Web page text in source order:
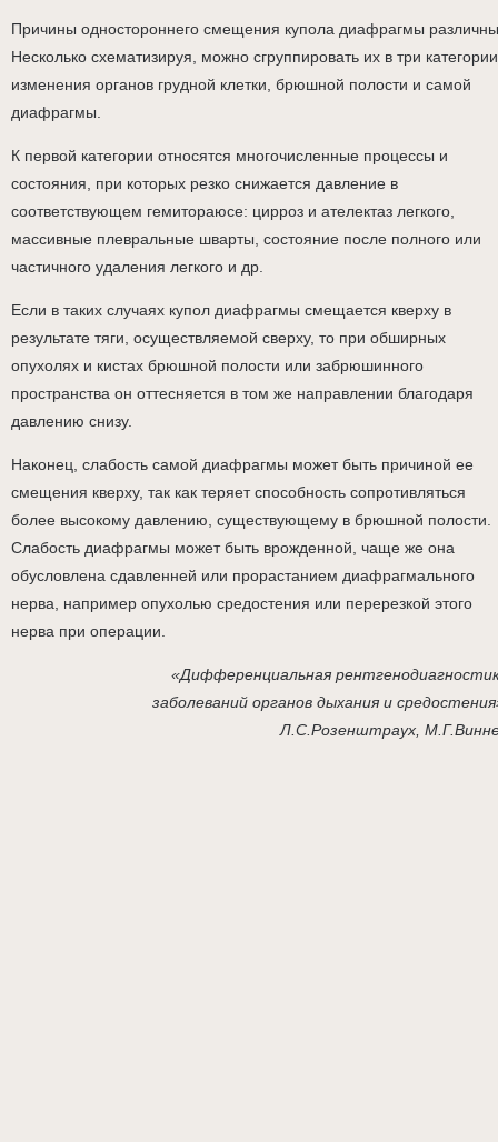
Причины одностороннего смещения купола диафрагмы
Несколько схематизируя, можно сгруппировать их в три
изменения органов грудной клетки, брюшной полости и самой
диафрагмы.
К первой категории относятся многочисленные процессы и
состояния, при которых резко снижается давление в
соответствующем гемитораюсе: цирроз и ателектаз легкого,
массивные плевральные шварты, состояние после полного или
частичного удаления легкого и др.
Если в таких случаях купол диафрагмы смещается кверху в
результате тяги, осуществляемой сверху, то при обширных
опухолях и кистах брюшной полости или забрюшинного
пространства он оттесняется в том же направлении благодаря
давлению снизу.
Наконец, слабость самой диафрагмы может быть причиной ее
смещения кверху, так как теряет способность сопротивляться
более высокому давлению, существующему в брюшной полости.
Слабость диафрагмы может быть врожденной, чаще же она
обусловлена сдавленней или прорастанием диафрагмального
нерва, например опухолью средостения или перерезкой этого
нерва при операции.
«Дифференциальная
заболеваний органов дыхания и
Л.С.Розенштраух,